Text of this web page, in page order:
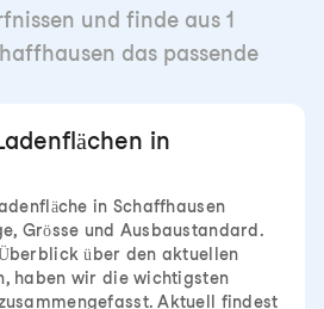
und finde aus 1
das passende
in
in Schaffhausen
Grösse und Ausbaustandard.
über den aktuellen
haben wir die wichtigsten
Aktuell findest